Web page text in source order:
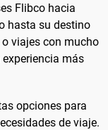
Flibco hacia
hasta su destino
viajes con mucho
más
opciones para
de viaje.